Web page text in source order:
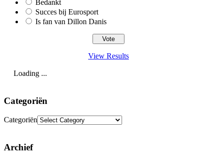
Bedankt
Succes bij Eurosport
Is fan van Dillon Danis
View Results
Loading ...
Categoriën
Categoriën
Archief